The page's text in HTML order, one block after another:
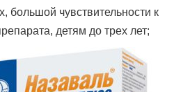
большой чувствительности к
детям до трех лет;